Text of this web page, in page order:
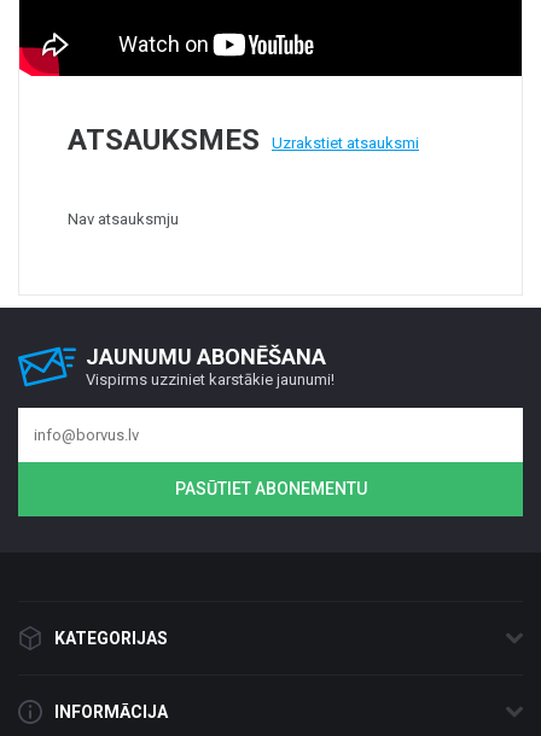
ATSAUKSMES Uzrakstiet atsauksmi
Nav atsauksmju
JAUNUMU ABONĒŠANA
Vispirms uzziniet karstākie jaunumi!
PASŪTIET ABONEMENTU
KATEGORIJAS
INFORMĀCIJA